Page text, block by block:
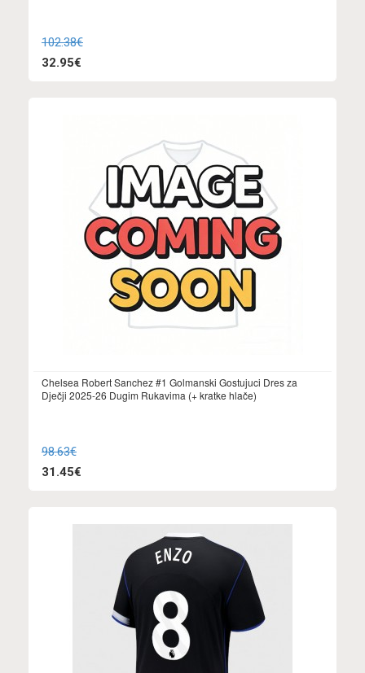
102.38€
32.95€
Chelsea Robert Sanchez #1 Golmanski Gostujuci Dres za
Dječji 2025-26 Dugim Rukavima (+ kratke hlače)
98.63€
31.45€